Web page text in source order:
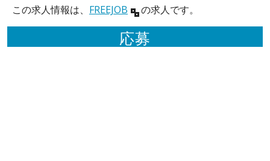
この求人情報は、 FREEJOB の求人です。
応募